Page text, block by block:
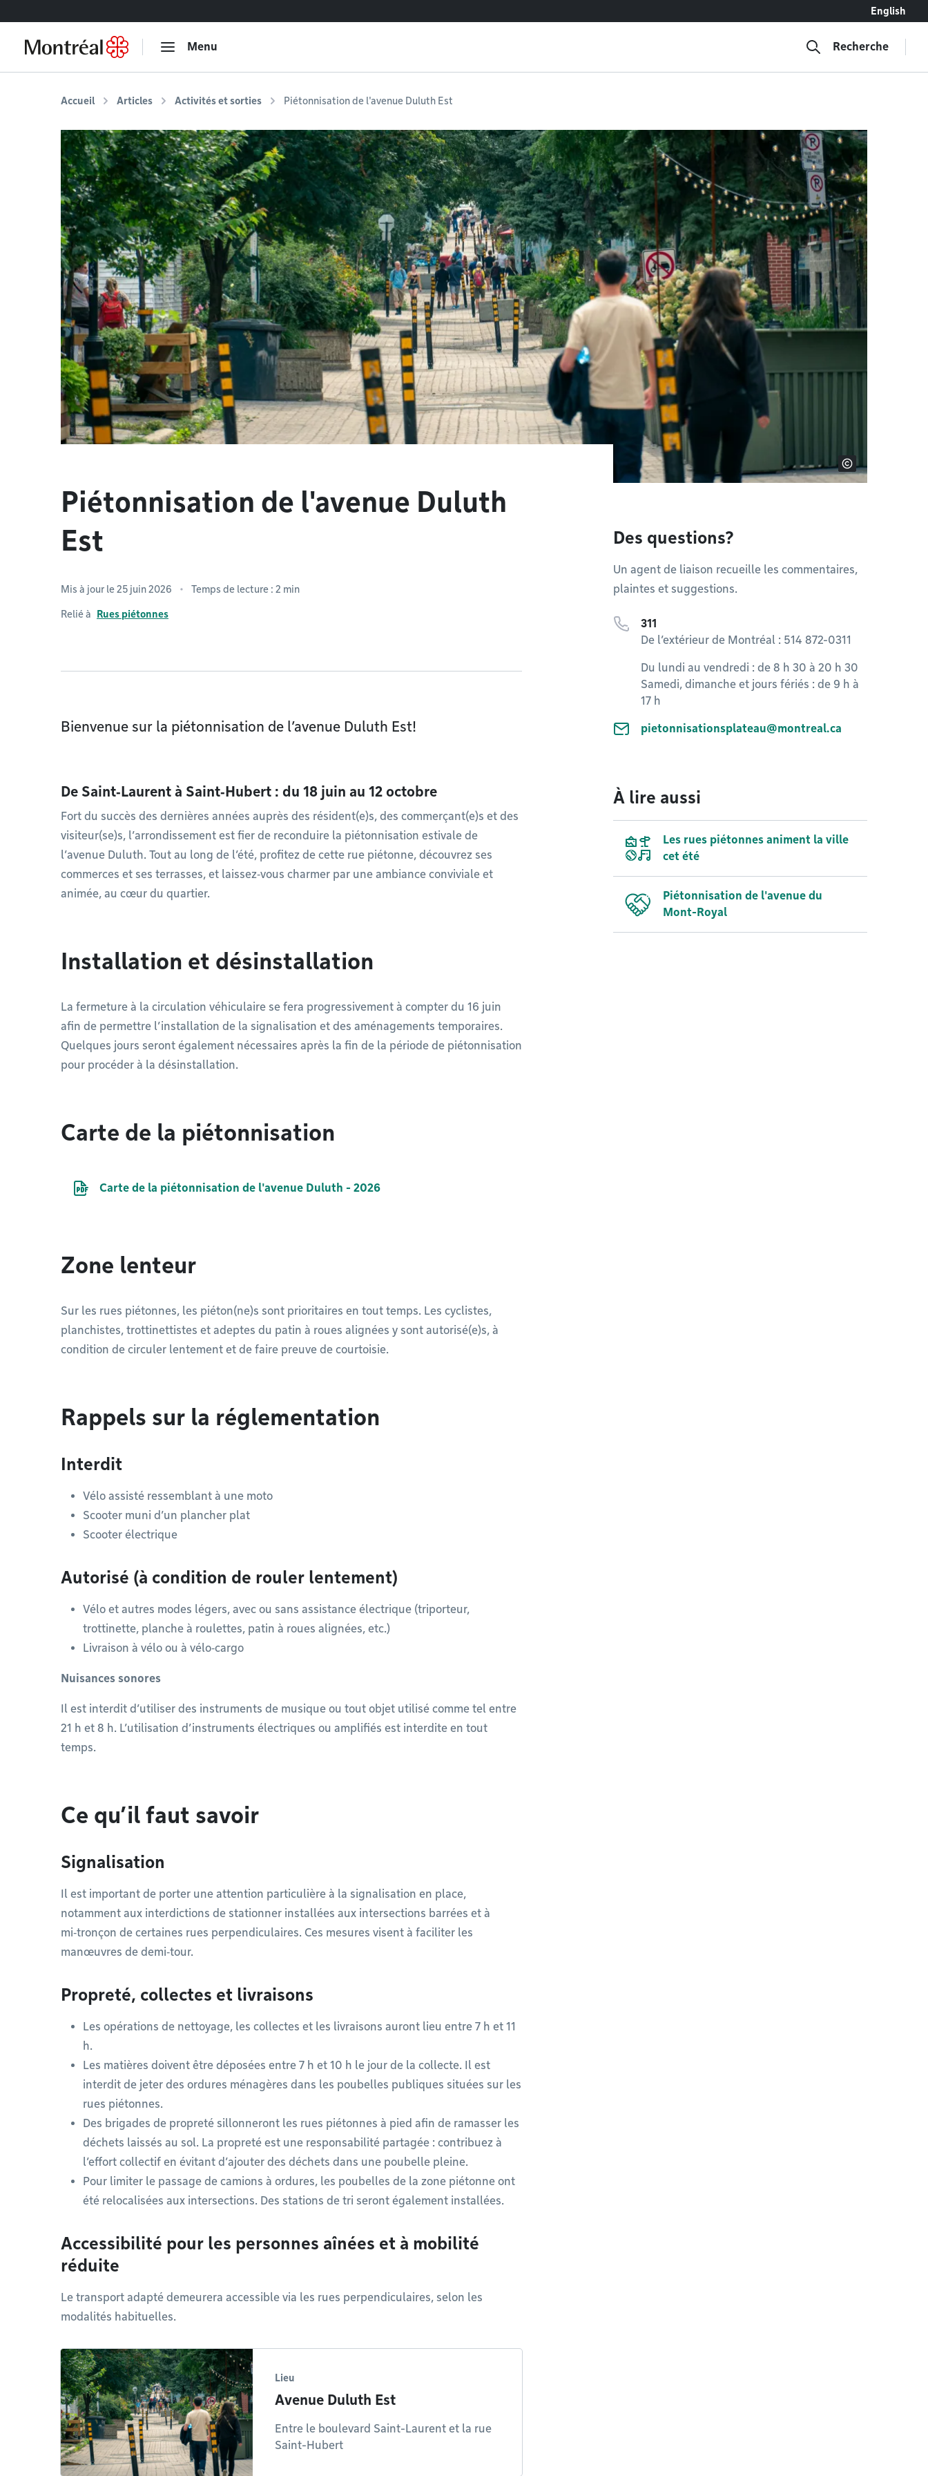
English
Menu Recherche
Accueil Articles Activités et sorties Piétonnisation de l'avenue Duluth Est
Piétonnisation de l'avenue Duluth
Est
Mis à jour le 25 juin 2026 Temps de lecture : 2 min
Relié à Rues piétonnes
Bienvenue sur la piétonnisation de l’avenue Duluth Est!
De Saint‑Laurent à Saint‑Hubert : du 18 juin au 12 octobre
Fort du succès des dernières années auprès des résident(e)s, des commerçant(e)s et des
visiteur(se)s, l’arrondissement est fier de reconduire la piétonnisation estivale de
l’avenue Duluth. Tout au long de l’été, profitez de cette rue piétonne, découvrez ses
commerces et ses terrasses, et laissez‑vous charmer par une ambiance conviviale et
animée, au cœur du quartier.
Installation et désinstallation
La fermeture à la circulation véhiculaire se fera progressivement à compter du 16 juin
afin de permettre l’installation de la signalisation et des aménagements temporaires.
Quelques jours seront également nécessaires après la fin de la période de piétonnisation
pour procéder à la désinstallation.
Carte de la piétonnisation
Document PDF
Carte de la piétonnisation de l'avenue Duluth - 2026
Zone lenteur
Sur les rues piétonnes, les piéton(ne)s sont prioritaires en tout temps. Les cyclistes,
planchistes, trottinettistes et adeptes du patin à roues alignées y sont autorisé(e)s, à
condition de circuler lentement et de faire preuve de courtoisie.
Rappels sur la réglementation
Interdit
Vélo assisté ressemblant à une moto
Scooter muni d’un plancher plat
Scooter électrique
Autorisé (à condition de rouler lentement)
Vélo et autres modes légers, avec ou sans assistance électrique (triporteur,
trottinette, planche à roulettes, patin à roues alignées, etc.)
Livraison à vélo ou à vélo‑cargo
Nuisances sonores
Il est interdit d’utiliser des instruments de musique ou tout objet utilisé comme tel entre
21 h et 8 h. L’utilisation d’instruments électriques ou amplifiés est interdite en tout
temps.
Ce qu’il faut savoir
Signalisation
Il est important de porter une attention particulière à la signalisation en place,
notamment aux interdictions de stationner installées aux intersections barrées et à
mi‑tronçon de certaines rues perpendiculaires. Ces mesures visent à faciliter les
manœuvres de demi‑tour.
Propreté, collectes et livraisons
Les opérations de nettoyage, les collectes et les livraisons auront lieu entre 7 h et 11
h.
Les matières doivent être déposées entre 7 h et 10 h le jour de la collecte. Il est
interdit de jeter des ordures ménagères dans les poubelles publiques situées sur les
rues piétonnes.
Des brigades de propreté sillonneront les rues piétonnes à pied afin de ramasser les
déchets laissés au sol. La propreté est une responsabilité partagée : contribuez à
l’effort collectif en évitant d’ajouter des déchets dans une poubelle pleine.
Pour limiter le passage de camions à ordures, les poubelles de la zone piétonne ont
été relocalisées aux intersections. Des stations de tri seront également installées.
Accessibilité pour les personnes aînées et à mobilité
réduite
Le transport adapté demeurera accessible via les rues perpendiculaires, selon les
modalités habituelles.
Lieu
Avenue Duluth Est
Entre le boulevard Saint-Laurent et la rue
Saint-Hubert
Des questions?
Un agent de liaison recueille les commentaires,
plaintes et suggestions.
311
De l’extérieur de Montréal : 514 872-0311
Du lundi au vendredi : de 8 h 30 à 20 h 30
Samedi, dimanche et jours fériés : de 9 h à
17 h
pietonnisationsplateau@montreal.ca
À lire aussi
Les rues piétonnes animent la ville
cet été
Piétonnisation de l'avenue du
Mont-Royal